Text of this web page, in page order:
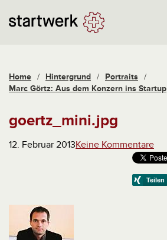
Home / Hintergrund / Portraits /
Marc Görtz: Aus dem Konzern ins Startup
goertz_mini.jpg
12. Februar 2013Keine Kommentare